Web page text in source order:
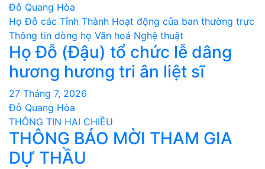
Đỗ Quang Hòa
Họ Đỗ các Tỉnh Thành Hoạt động của ban thường trực
Thông tin dòng họ Văn hoá Nghệ thuật
Họ Đỗ (Đậu) tổ chức lễ dâng
hương hương tri ân liệt sĩ
27 Tháng 7, 2026
Đỗ Quang Hòa
THÔNG TIN HAI CHIỀU
THÔNG BÁO MỜI THAM GIA
DỰ THẦU